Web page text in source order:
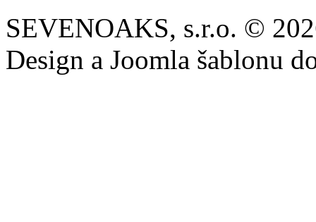
SEVENOAKS, s.r.o. ©
Design a Joomla šablonu